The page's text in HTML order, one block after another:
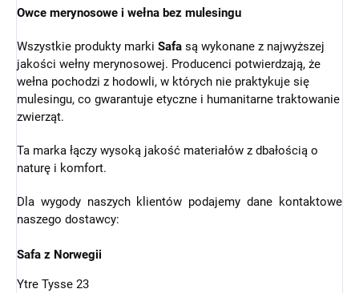
Owce merynosowe i wełna bez mulesingu
Wszystkie produkty marki Safa są wykonane z najwyższej
jakości wełny merynosowej. Producenci potwierdzają, że
wełna pochodzi z hodowli, w których nie praktykuje się
mulesingu, co gwarantuje etyczne i humanitarne traktowanie
zwierząt.
Ta marka łączy wysoką jakość materiałów z dbałością o
naturę i komfort.
Dla wygody naszych klientów podajemy dane kontaktowe
naszego dostawcy:
Safa z Norwegii
Ytre Tysse 23